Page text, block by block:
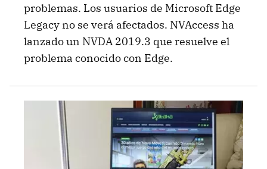
problemas. Los usuarios de Microsoft Edge
Legacy no se verá afectados. NVAccess ha
lanzado un NVDA 2019.3 que resuelve el
problema conocido con Edge.